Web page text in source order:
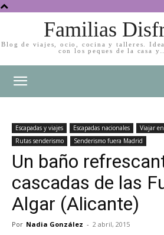
Familias
Blog de viajes, ocio, cocina y talleres.
con los peques de la casa
Escapadas y viajes Escapadas nacionales Viajar
Rutas senderismo
Senderismo fuera Madrid
Un baño
cascadas de las
Algar (Alicante)
Por Nadia González - 2 abril, 2015